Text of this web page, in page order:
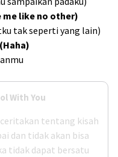
me like no other)
tak seperti yang lain)
With You
tentang kisah
dan tidak akan bisa
tidak dapat bersatu